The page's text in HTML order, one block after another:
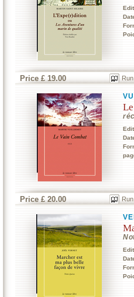
Price £ 19.00
Price £ 20.00